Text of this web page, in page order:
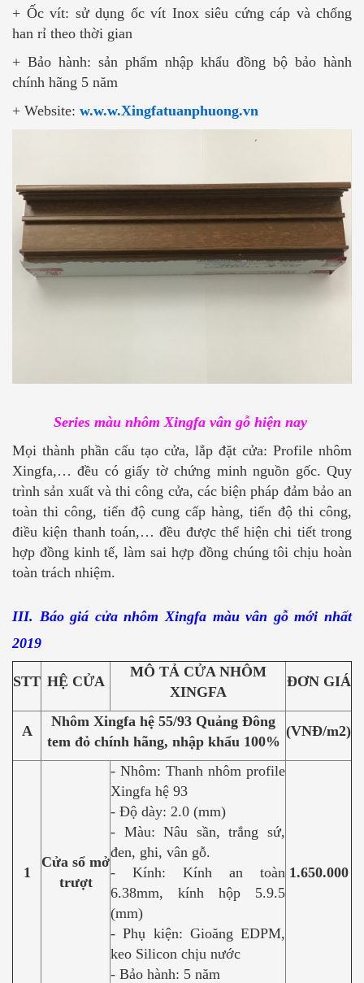
+ Ốc vít: sử dụng ốc vít Inox siêu cứng cáp và chống
han rỉ theo thời gian
+ Bảo hành: sản phẩm nhập khẩu đồng bộ bảo hành
chính hãng 5 năm
+ Website: w.w.w.Xingfatuanphuong.vn
Series màu nhôm Xingfa vân gỗ hiện nay
Mọi thành phần cấu tạo cửa, lắp đặt cửa: Profile nhôm
Xingfa,… đều có giấy tờ chứng minh nguồn gốc. Quy
trình sản xuất và thi công cửa, các biện pháp đảm bảo an
toàn thi công, tiến độ cung cấp hàng, tiến độ thi công,
điều kiện thanh toán,… đều được thể hiện chi tiết trong
hợp đồng kinh tế, làm sai hợp đồng chúng tôi chịu hoàn
toàn trách nhiệm.
III. Báo giá cửa nhôm Xingfa màu vân gỗ mới nhất
2019
STT HỆ CỬA
MÔ TẢ CỬA NHÔM
XINGFA
ĐƠN GIÁ
A
Nhôm Xingfa hệ 55/93 Quảng Đông
tem đỏ chính hãng, nhập khẩu 100%
(VNĐ/m2)
1
Cửa sổ mở
trượt
- Nhôm: Thanh nhôm profile
Xingfa hệ 93
- Độ dày: 2.0 (mm)
- Màu: Nâu sần, trắng sứ,
đen, ghi, vân gỗ.
- Kính: Kính an toàn
6.38mm, kính hộp 5.9.5
(mm)
- Phụ kiện: Gioăng EDPM,
keo Silicon chịu nước
- Bảo hành: 5 năm
1.650.000